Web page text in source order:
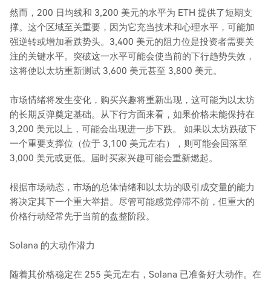
然而，200 日均线和 3,200 美元的水平为 ETH 提供了短期支
撑。这个区域至关重要，因为它充当技术和心理水平，可能加
强逆转或增加看跌势头。3,400 美元的阻力位是投资者需要关
注的关键水平。突破这一水平可能会使当前的下行趋势失效，
这将使以太坊重新测试 3,600 美元甚至 3,800 美元。
市场情绪将发生变化，购买兴趣将重新出现，这可能为以太坊
的长期反弹奠定基础。从下行方面来看，如果价格未能保持在
3,200 美元以上，可能会出现进一步下跌。 如果以太坊跌破下
一个重要支撑位（位于 3,100 美元左右），则可能会回落至
3,000 美元或更低。届时买家兴趣可能会重新燃起。
根据市场动态，市场的总体情绪和以太坊的吸引成交量的能力
将决定其下一个重大举措。尽管可能感觉停滞不前，但重大的
价格行动经常先于当前的盘整阶段。
Solana 的大动作潜力
随着其价格稳定在 255 美元左右，Solana 已准备好大动作。在